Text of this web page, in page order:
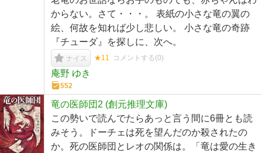
からない。さて・・・。 表紙の小さな竜の翼の
絵、何故を知れば少し悲しい。 小さな竜の奇跡
『チューダ』を探しに、次へ。
ナイス ★11 コメントする(0)
庵野 ゆき
552
竜の医師団2 (創元推理文庫)
この勢いで読んでたらあっと言う間に6冊とも読
みそう。ドーチェは死を望んだのか殺されたの
か。死の医師団とレオの関係は。「竜は愛の生き